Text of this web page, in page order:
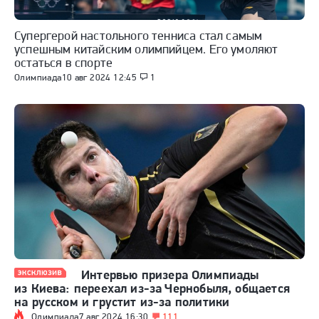
Олимпиада10 авг 2024 12:45 1
Супергерой настольного тенниса стал самым
успешным китайским олимпийцем. Его умоляют
остаться в спорте
Олимпиада7 авг 2024 16:30 111
Интервью призера Олимпиады
из Киева: переехал из-за Чернобыля, общается
на русском и грустит из-за политики